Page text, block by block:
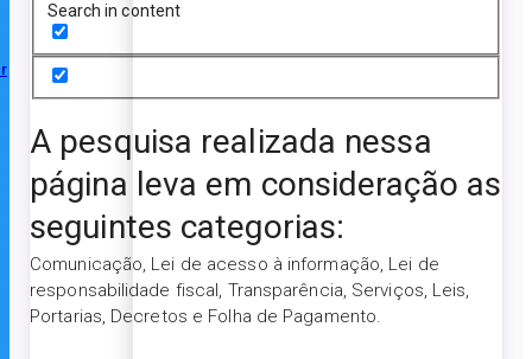
Search in content
A pesquisa realizada nessa
página leva em consideração as
seguintes categorias:
Comunicação, Lei de acesso à informação, Lei de
responsabilidade fiscal, Transparência, Serviços, Leis,
Portarias, Decretos e Folha de Pagamento.